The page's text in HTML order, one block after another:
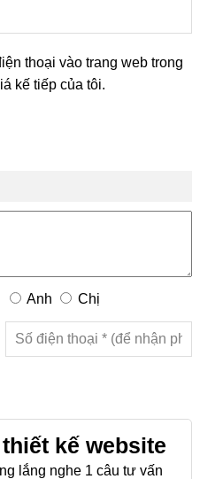
thoại vào trang web trong
kế tiếp của tôi.
Anh Chị
kế website
lắng nghe 1 câu tư vấn